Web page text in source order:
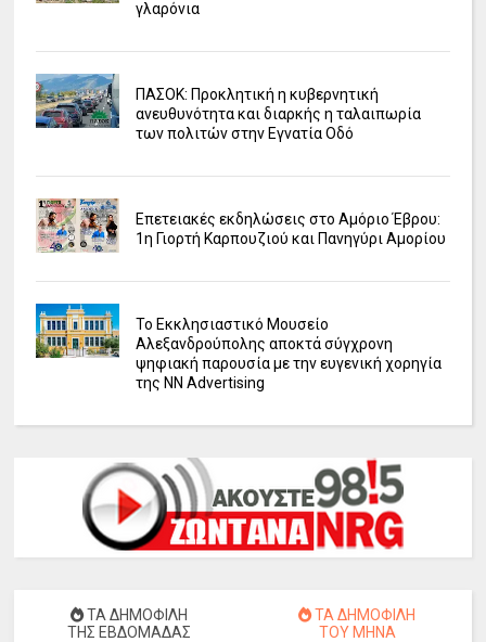
γλαρόνια
ΠΑΣΟΚ: Προκλητική η κυβερνητική
ανευθυνότητα και διαρκής η ταλαιπωρία
των πολιτών στην Εγνατία Οδό
Επετειακές εκδηλώσεις στο Αμόριο Έβρου:
1η Γιορτή Καρπουζιού και Πανηγύρι Αμορίου
Το Εκκλησιαστικό Μουσείο
Αλεξανδρούπολης αποκτά σύγχρονη
ψηφιακή παρουσία με την ευγενική χορηγία
της NN Advertising
ΤΑ ΔΗΜΟΦΙΛΗ
ΤΗΣ ΕΒΔΟΜΑΔΑΣ
ΤΑ ΔΗΜΟΦΙΛΗ
ΤΟΥ ΜΗΝΑ